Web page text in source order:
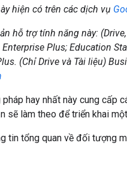
hiện có trên các dịch vụ
hỗ trợ tính năng này:
Enterprise Plus; Education
(Chỉ Drive và Tài liệu)
pháp hay nhất này cung cấp
sẽ làm theo để triển khai
tin tổng quan về đối tượng